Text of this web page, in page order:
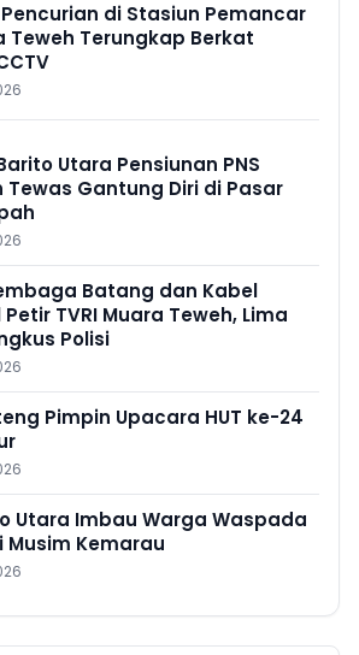
di Stasiun Pemancar
Teweh Terungkap Berkat
Utara Pensiunan PNS
Tewas Gantung Diri di Pasar
Batang dan Kabel
TVRI Muara Teweh, Lima
Polisi
Pimpin Upacara HUT ke-24
Utara Imbau Warga Waspada
Musim Kemarau